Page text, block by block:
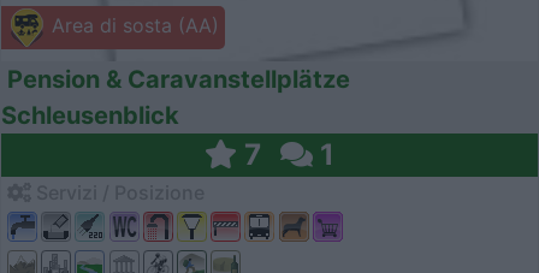
Area di sosta (AA)
Pension & Caravanstellplätze
Schleusenblick
7 1